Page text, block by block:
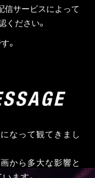
信サービスによって
ださい。
。
なって観てきまし
から多大な影響と